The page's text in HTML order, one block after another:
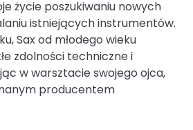
życie poszukiwaniu nowych
istniejących instrumentów.
Sax od młodego wieku
zdolności techniczne i
w warsztacie swojego ojca,
producentem